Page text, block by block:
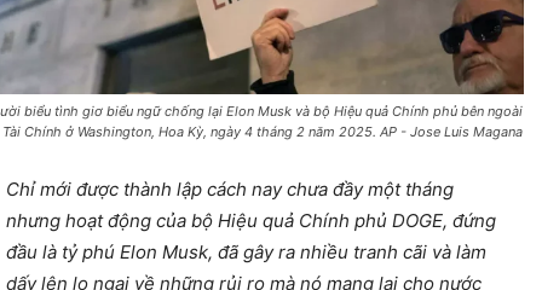
biểu tình giơ biểu ngữ chống lại Elon Musk và bộ Hiệu quả Chính phủ bên ngoài
Chính ở Washington, Hoa Kỳ, ngày 4 tháng 2 năm 2025. AP - Jose Luis Magana
Chỉ mới được thành lập cách nay chưa đầy một tháng
nhưng hoạt động của bộ Hiệu quả Chính phủ DOGE, đứng
đầu là tỷ phú Elon Musk, đã gây ra nhiều tranh cãi và làm
dấy lên lo ngại về những rủi ro mà nó mang lại cho nước